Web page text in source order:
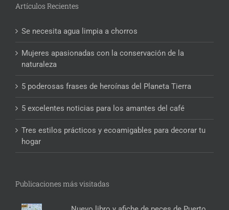
Artículos Recientes
Se necesita agua limpia a chorros
Mujeres apasionadas con la conservación de la
naturaleza
5 poderosas frases de heroínas del Planeta Tierra
5 excelentes noticias para los amantes del café
Tres estilos prácticos y ecoamigables para decorar tu
hogar
Publicaciones más visitadas